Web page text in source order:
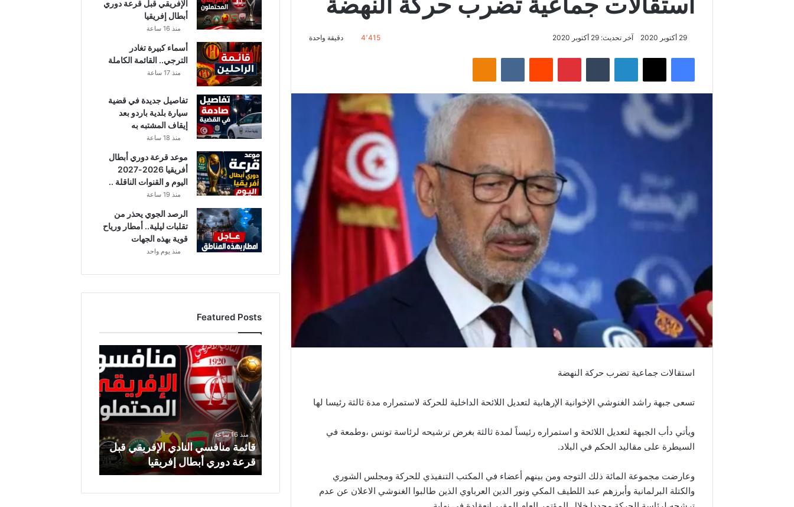
29 أكتوبر 2020 آخر تحديث: 29 أكتوبر 2020 4٬415 دقيقة واحدة
فيسبوك لينكدإن بينتيريست
استقالات جماعية تضرب حركة النهضة
تسعى جبهة راشد الغنوشي الإخوانية الإرهابية لتعديل اللائحة الداخلية للحركة لاستمراره مدة ثالثة رئيسا لها
ويأتي دأب الجبهة لتعديل اللائحة و استمراره رئيساً لمدة ثالثة بغرض ترشيحه لرئاسة تونس ،وطمعة في
السيطرة على مقاليد الحكم في البلاد.
وعارضت مجموعة المائة ذلك التوجه ومن بينهم أعضاء في المكتب التنفيذي للحركة ومجلس الشوري
والكتلة البرلمانية وأبرزهم عبد اللطيف المكي ونور الدين العرباوي الذين طالبوا الغنوشي الاعلان عن عدم
الإفريقي قبل قرعة دوري
أبطال إفريقيا
منذ 16 ساعة
أسماء كبيرة تغادر
الترجي.. القائمة الكاملة
منذ 17 ساعة
تفاصيل جديدة في قضية
سيارة بلدية باردو بعد
إيقاف المشتبه به
منذ 18 ساعة
موعد قرعة دوري أبطال
أفريقيا 2026-2027
اليوم و القنوات الناقلة ..
منذ 19 ساعة
الرصد الجوي يحذر من
تقلبات ليلية.. أمطار ورياح
قوية بهذه الجهات
منذ يوم واحد
Featured Posts
ق
ا
ئ
م
ة
م
ن
ا
ف
س
ي
منذ 16 ساعة
قائمة منافسي النادي الإفريقي قبل
قرعة دوري أبطال إفريقيا